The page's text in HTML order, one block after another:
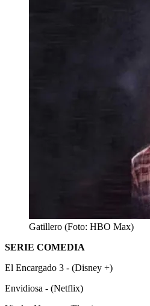
Gatillero (Foto: HBO Max)
SERIE COMEDIA
El Encargado 3 - (Disney +)
Envidiosa - (Netflix)